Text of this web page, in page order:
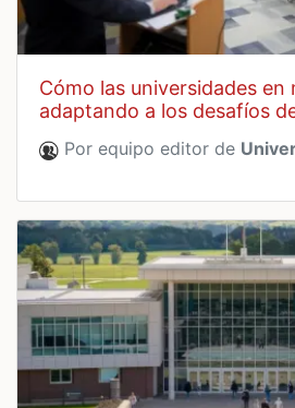
cómo las universidades en méxico se están
adaptando a los desafíos
Por equipo editor de